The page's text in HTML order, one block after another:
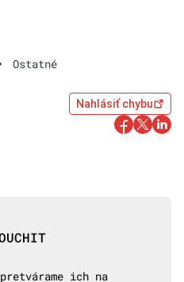
Ostatné
Nahlásiť chybu
ich na